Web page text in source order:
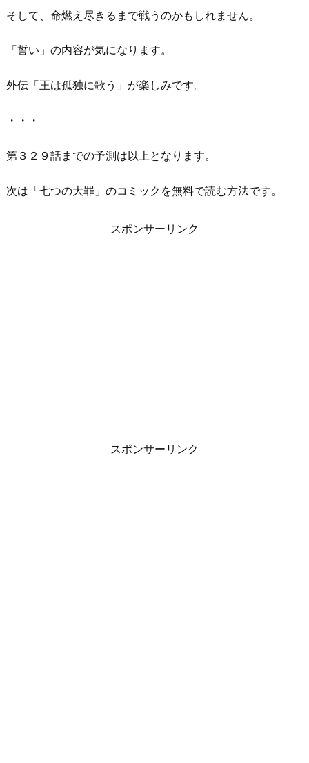
そして、命燃え尽きるまで戦うのかもしれません。
「誓い」の内容が気になります。
外伝「王は孤独に歌う」が楽しみです。
・・・
第３２９話までの予測は以上となります。
次は「七つの大罪」のコミックを無料で読む方法です。
スポンサーリンク
スポンサーリンク